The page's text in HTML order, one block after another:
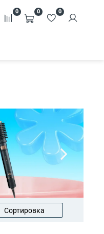
0 0 0
Сортировка